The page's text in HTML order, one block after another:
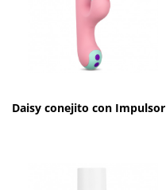
Daisy conejito con Impulsor